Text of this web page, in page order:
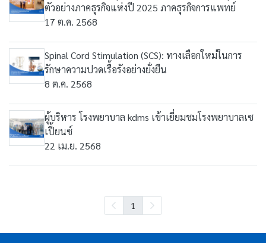
ตัวอย่างภาคธุรกิจแห่งปี 2025 ภาคธุรกิจการแพทย์
17 ต.ค. 2568
Spinal Cord Stimulation (SCS): ทางเลือกใหม่ในการ
รักษาความปวดเรื้อรังอย่างยั่งยืน
8 ต.ค. 2568
ผู้บริหาร โรงพยาบาล kdms เข้าเยี่ยมชมโรงพยาบาลเซ
เปี้ยนซ์
22 เม.ย. 2568
1